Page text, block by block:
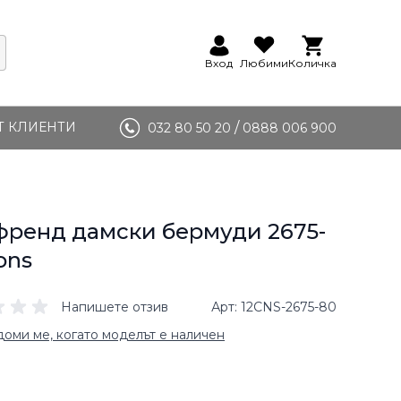
Вход ЛюбимиКоличка
КЛИЕНТИ 032 80 50 20 / 0888 006 900
дамски бермуди 2675-
Напишете отзив Арт 12CNS-2675-80
ме, когато моделът е наличен